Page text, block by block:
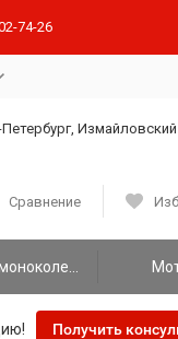
74-26
Петербург,
Сравнение
Получить